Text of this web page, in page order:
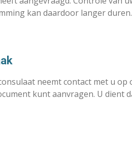
kan daardoor langer duren.
neemt contact met u op
kunt aanvragen. U dient